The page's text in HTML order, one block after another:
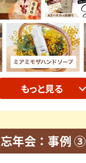
もっと見る
忘年会：事例 ③